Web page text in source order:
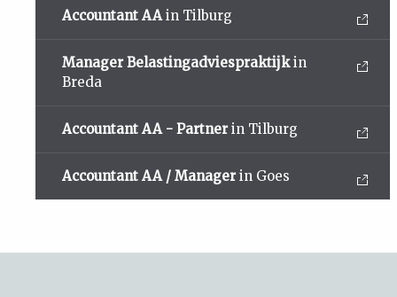
Accountant AAin Tilburg
Manager Belastingadviespraktijkin
Breda
Accountant AA - Partner in Tilburg
Accountant AA / Manager in Goes